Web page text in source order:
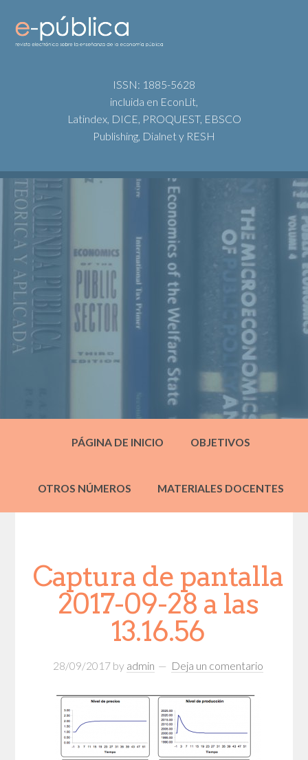
ISSN: 1885-5628
incluida en EconLit,
Latindex, DICE, PROQUEST, EBSCO
Publishing, Dialnet y RESH
PÁGINA DE INICIO OBJETIVOS
OTROS NÚMEROS MATERIALES DOCENTES
Captura de pantalla
2017-09-28 a las
13.16.56
28/09/2017by admin Deja un comentario